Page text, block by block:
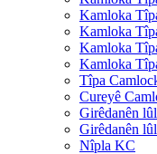
Kamloka
Kamloka
Kamloka
Kamloka
Tîpa
Cureyê
Girêdanên
Girêdanên
Nîpla KC